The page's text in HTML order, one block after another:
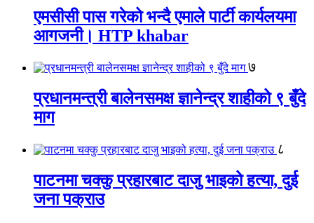
एमसीसी पास गरेको भन्दै एमाले पार्टी कार्यलयमा
आगजनी। HTP khabar
७
प्रधानमन्त्री बालेनसमक्ष ज्ञानेन्द्र शाहीको ९ बुँदे
माग
८
पाटनमा चक्कु प्रहारबाट दाजु भाइको हत्या, दुई
जना पक्राउ